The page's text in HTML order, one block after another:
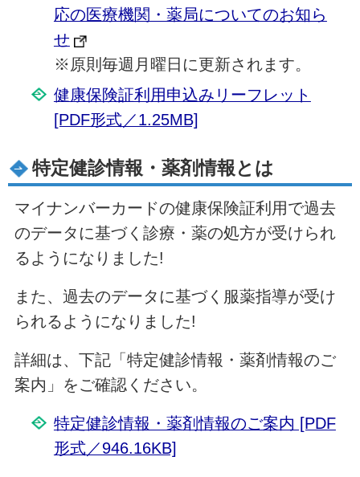
応の医療機関・薬局についてのお知ら
せ
※原則毎週月曜日に更新されます。
健康保険証利用申込みリーフレット
[PDF形式／1.25MB]
特定健診情報・薬剤情報とは
マイナンバーカードの健康保険証利用で過去
のデータに基づく診療・薬の処方が受けられ
るようになりました!
また、過去のデータに基づく服薬指導が受け
られるようになりました!
詳細は、下記「特定健診情報・薬剤情報のご
案内」をご確認ください。
特定健診情報・薬剤情報のご案内 [PDF
形式／946.16KB]